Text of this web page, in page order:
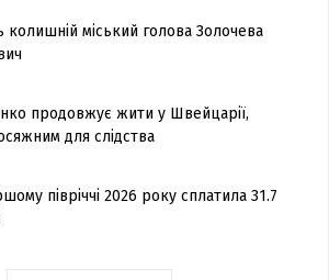
колишній міський голова Золочева
продовжує жити у Швейцарії,
для слідства
півріччі 2026 року сплатила 31.7